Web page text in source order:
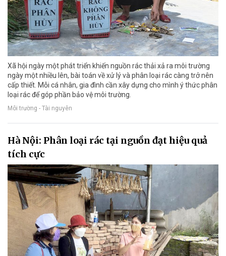
Xã hội ngày một phát triển khiến nguồn rác thải xả ra môi trường
ngày một nhiều lên, bài toán về xử lý và phân loại rác càng trở nên
cấp thiết. Mỗi cá nhân, gia đình cần xây dựng cho mình ý thức phân
loại rác để góp phần bảo vệ môi trường.
Môi trường - Tài nguyên
Hà Nội: Phân loại rác tại nguồn đạt hiệu quả
tích cực